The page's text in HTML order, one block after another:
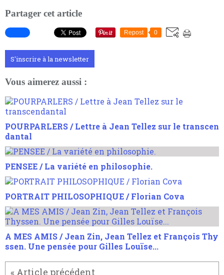
Partager cet article
Repost 0
S'inscrire à la newsletter
Vous aimerez aussi :
POURPARLERS / Lettre à Jean Tellez sur le transcen
dantal
PENSEE / La variété en philosophie.
PORTRAIT PHILOSOPHIQUE / Florian Cova
A MES AMIS / Jean Zin, Jean Tellez et François Thy
ssen. Une pensée pour Gilles Louïse...